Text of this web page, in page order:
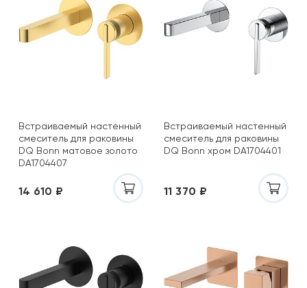
Встраиваемый настенный
смеситель для раковины
DQ Bonn матовое золото
DA1704407
14 610 ₽
Встраиваемый настенный
смеситель для раковины
DQ Bonn хром DA1704401
11 370 ₽